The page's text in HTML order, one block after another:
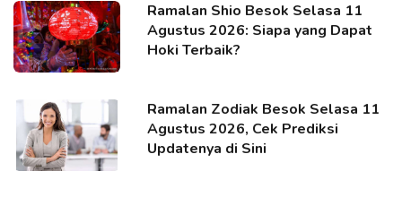
Ramalan Shio Besok Selasa 11
Agustus 2026: Siapa yang Dapat
Hoki Terbaik?
Ramalan Zodiak Besok Selasa 11
Agustus 2026, Cek Prediksi
Updatenya di Sini